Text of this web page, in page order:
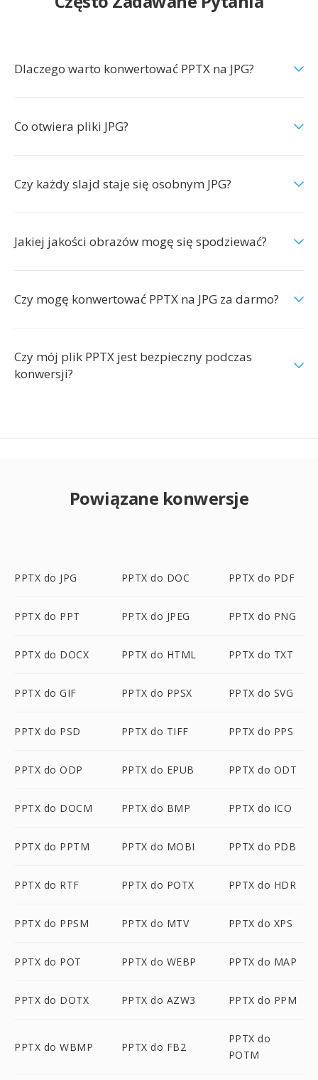
Dlaczego warto konwertować PPTX na JPG?
Co otwiera pliki JPG?
Czy każdy slajd staje się osobnym JPG?
Jakiej jakości obrazów mogę się spodziewać?
Czy mogę konwertować PPTX na JPG za darmo?
Czy mój plik PPTX jest bezpieczny podczas
konwersji?
Powiązane konwersje
PPTX do JPG PPTX do DOC PPTX do PDF
PPTX do PPT PPTX do JPEG PPTX do PNG
PPTX do DOCX PPTX do HTML PPTX do TXT
PPTX do GIF PPTX do PPSX PPTX do SVG
PPTX do PSD PPTX do TIFF PPTX do PPS
PPTX do ODP PPTX do EPUB PPTX do ODT
PPTX do DOCM PPTX do BMP PPTX do ICO
PPTX do PPTM PPTX do MOBI PPTX do PDB
PPTX do RTF PPTX do POTX PPTX do HDR
PPTX do PPSM PPTX do MTV PPTX do XPS
PPTX do POT PPTX do WEBP PPTX do MAP
PPTX do DOTX PPTX do AZW3 PPTX do PPM
PPTX do WBMP PPTX do FB2
PPTX do
POTM